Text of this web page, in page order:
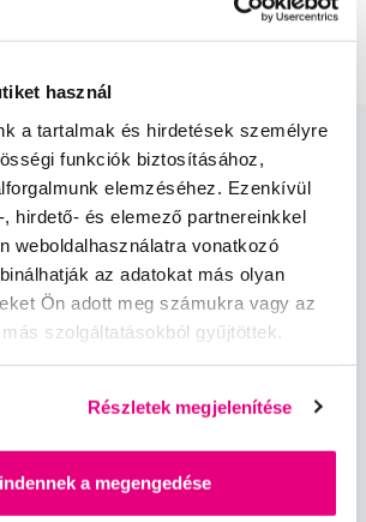
használ
a tartalmak és hirdetések személyre
funkciók biztosításához,
elemzéséhez. Ezenkívül
hirdető- és elemező partnereinkkel
weboldalhasználatra vonatkozó
az adatokat más olyan
Ön adott meg számukra vagy az
szolgáltatásokból gyűjtöttek.
Részletek megjelenítése
a megengedése
Iratkozz fel